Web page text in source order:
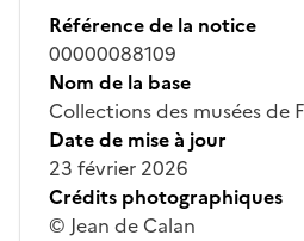
Référence de la notice
00000088109
Nom de la base
Collections des musées de
Date de mise à jour
23 février 2026
Crédits photographiques
© Jean de Calan